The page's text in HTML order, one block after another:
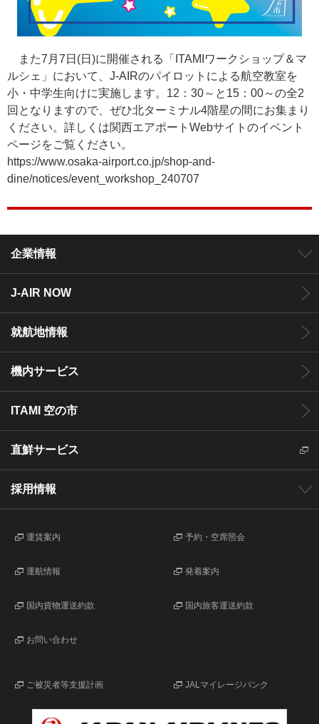
また7月7日(日)に開催される「ITAMIワークショップ＆マ
ルシェ」において、J-AIRのパイロットによる航空教室を
小・中学生向けに実施します。12：30～と15：00～の全2
回となりますので、ぜひ北ターミナル4階星の間にお集まり
ください。詳しくは関西エアポートWebサイトのイベント
ページをご覧ください。
https://www.osaka-airport.co.jp/shop-and-
dine/notices/event_workshop_240707
企業情報
J-AIR NOW
就航地情報
機内サービス
ITAMI 空の市
直鮮サービス
採用情報
予約・空席照会
運賃案内
発着案内
運航情報
国内旅客運送約款
国内貨物運送約款
お問い合わせ
JALマイレージバンク
ご被災者等支援計画